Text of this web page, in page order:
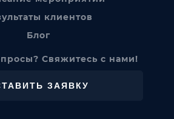
клиентов
Блог
Свяжитесь с нами!
ЗАЯВКУ